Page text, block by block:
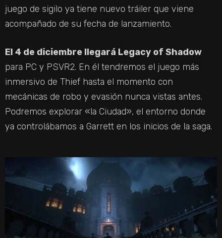
juego de sigilo ya tiene nuevo tráiler que viene
acompañado de su fecha de lanzamiento.
El 4 de diciembre llegará Legacy of Shadow
para PC y PSVR2. En él tendremos el juego más
inmersivo de Thief hasta el momento con
mecánicas de robo y evasión nunca vistas antes.
Podremos explorar «la Ciudad», el entorno donde
ya controlábamos a Garrett en los inicios de la saga.